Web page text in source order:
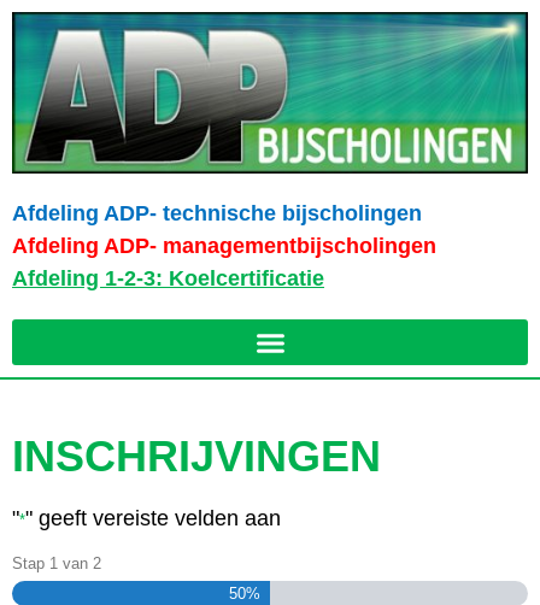
Afdeling ADP- technische bijscholingen
Afdeling ADP- managementbijscholingen
Afdeling 1-2-3: Koelcertificatie
INSCHRIJVINGEN
"*" geeft vereiste velden aan
Stap 1 van 2
50%